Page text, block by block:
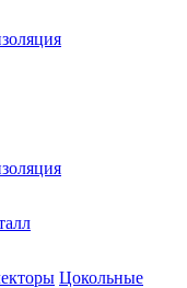
Цокольные